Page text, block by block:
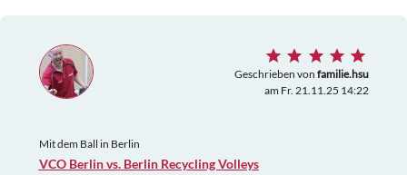
Geschrieben von familie.hsu
am Fr. 21.11.25 14:22
Mit dem Ball in Berlin
VCO Berlin vs. Berlin Recycling Volleys